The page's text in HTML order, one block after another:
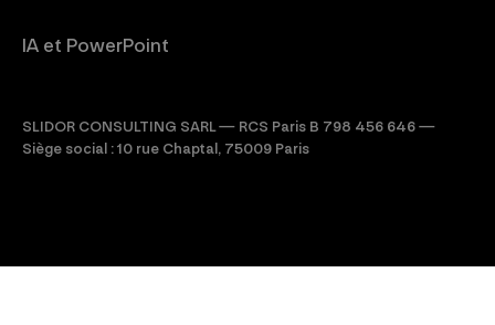
IA et PowerPoint
SLIDOR CONSULTING SARL — RCS Paris B 798 456 646 —
Siège social : 10 rue Chaptal, 75009 Paris